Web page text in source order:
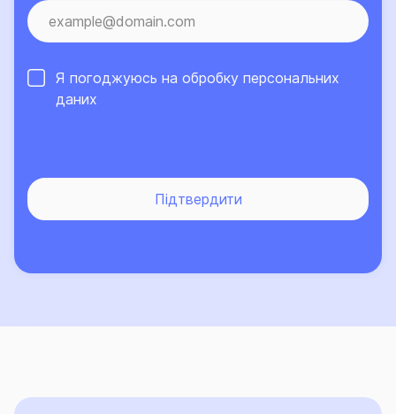
інформаційно-консультаційну підтримку
застрахованих осіб, працює в режимі 24/7.
Про високий рівень сервісу та надійний страховий
захист, що його забезпечує Страхова група «ТАС»,
свідчить той факт, що кількість клієнтів компанії, які
Я погоджуюсь на обробку персональних
даних
Підтвердити